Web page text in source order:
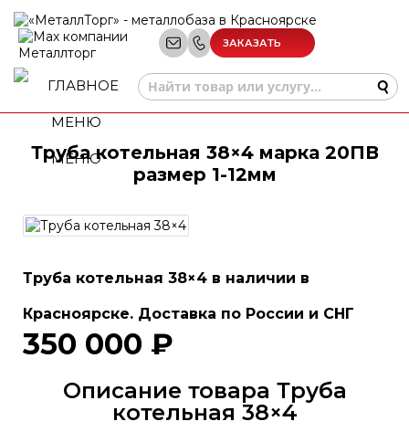
ЗАКАЗАТЬ
МЕНЮ
Труба котельная 38×4 марка 20ПВ
размер 1-12мм
Труба котельная 38×4 в наличии в
Красноярске. Доставка по России и СНГ
350 000 ₽
Описание товара Труба
котельная 38×4